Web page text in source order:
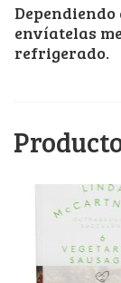
envíatelas
refrigerado.